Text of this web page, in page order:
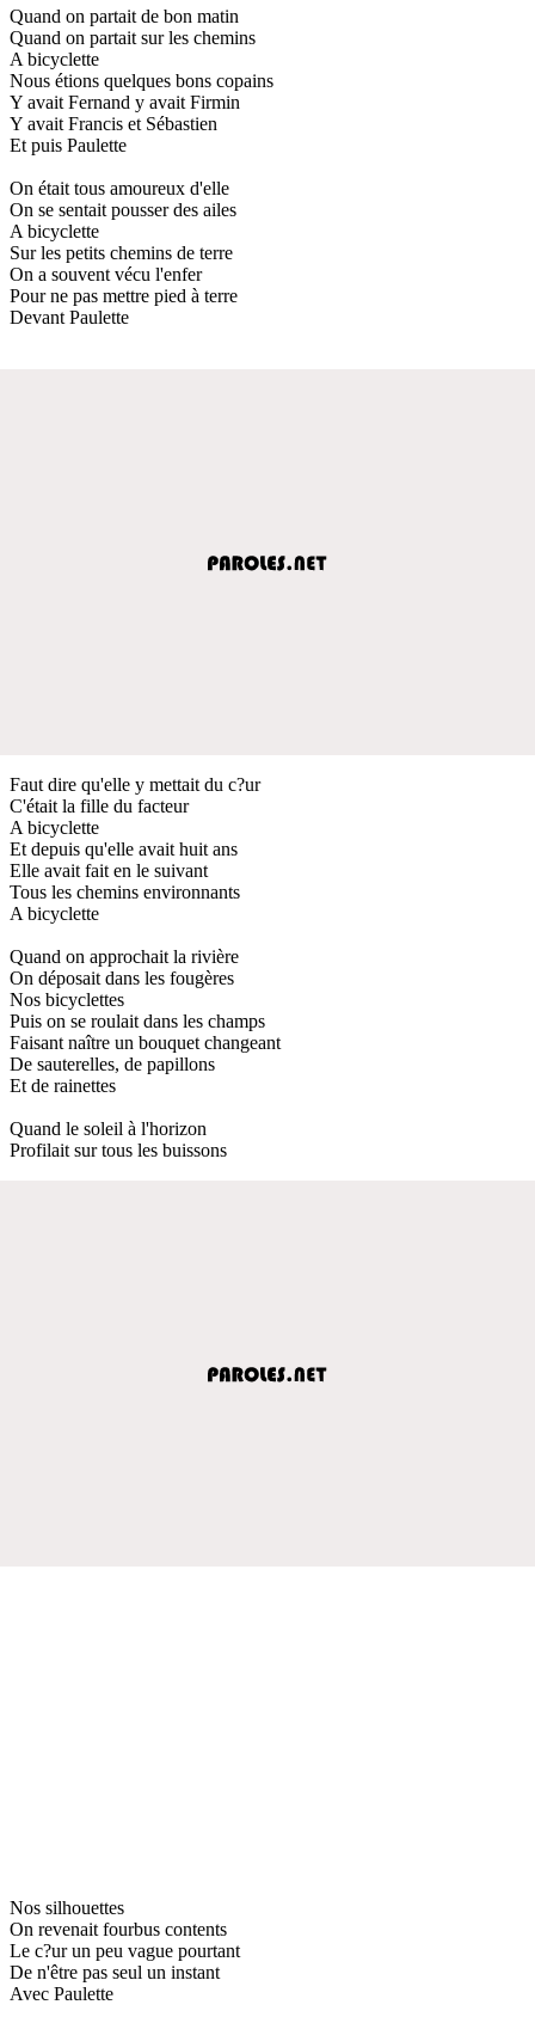
Quand on partait de bon matin
Quand on partait sur les chemins
A bicyclette
Nous étions quelques bons copains
Y avait Fernand y avait Firmin
Y avait Francis et Sébastien
Et puis Paulette
On était tous amoureux d'elle
On se sentait pousser des ailes
A bicyclette
Sur les petits chemins de terre
On a souvent vécu l'enfer
Pour ne pas mettre pied à terre
Devant Paulette
Faut dire qu'elle y mettait du c?ur
C'était la fille du facteur
A bicyclette
Et depuis qu'elle avait huit ans
Elle avait fait en le suivant
Tous les chemins environnants
A bicyclette
Quand on approchait la rivière
On déposait dans les fougères
Nos bicyclettes
Puis on se roulait dans les champs
Faisant naître un bouquet changeant
De sauterelles, de papillons
Et de rainettes
Quand le soleil à l'horizon
Profilait sur tous les buissons
Nos silhouettes
On revenait fourbus contents
Le c?ur un peu vague pourtant
De n'être pas seul un instant
Avec Paulette